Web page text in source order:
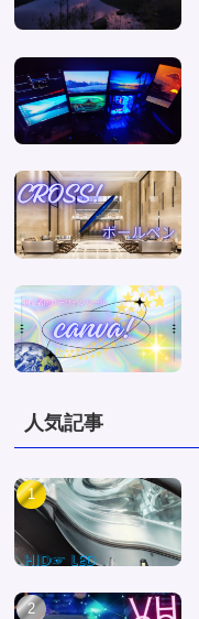
人気記事